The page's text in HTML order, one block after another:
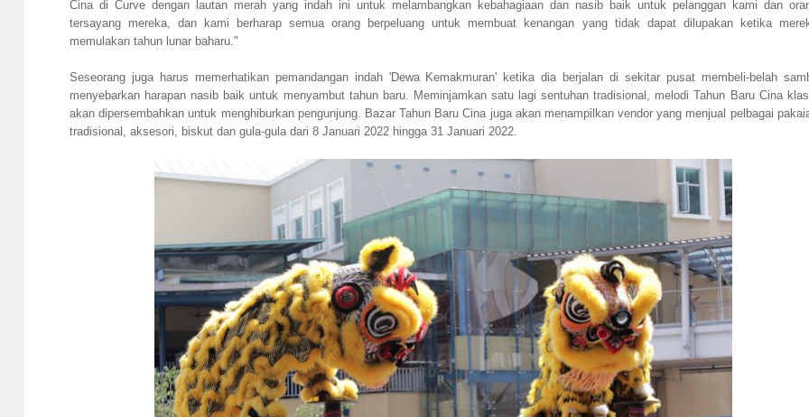
Cina di Curve dengan lautan merah yang indah ini untuk melambangkan kebahagiaan dan nasib baik untuk pelanggan kami dan
tersayang mereka, dan kami berharap semua orang berpeluang untuk membuat kenangan yang tidak dapat dilupakan ketika
memulakan tahun lunar baharu."
Seseorang juga harus memerhatikan pemandangan indah 'Dewa Kemakmuran' ketika dia berjalan di sekitar pusat membeli-belah
menyebarkan harapan nasib baik untuk menyambut tahun baru. Meminjamkan satu lagi sentuhan tradisional, melodi Tahun Baru Cina
akan dipersembahkan untuk menghiburkan pengunjung. Bazar Tahun Baru Cina juga akan menampilkan vendor yang menjual pelbagai
tradisional, aksesori, biskut dan gula-gula dari 8 Januari 2022 hingga 31 Januari 2022.